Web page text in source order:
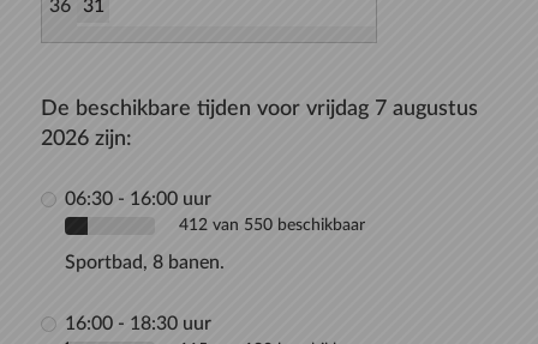
36
31
De beschikbare tijden voor vrijdag 7 augustus
2026 zijn:
06:30 - 16:00 uur
412 van 550 beschikbaar
Sportbad, 8 banen.
16:00 - 18:30 uur